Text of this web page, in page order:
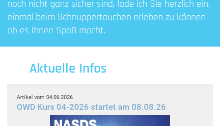
noch nicht ganz sicher sind, lade ich Sie herzlich ein,
einmal beim Schnuppertauchen erleben zu können
ob es Ihnen Spaß macht.
Aktuelle Infos
Artikel vom 04.06.2026
OWD Kurs 04-2026 startet am 08.08.26